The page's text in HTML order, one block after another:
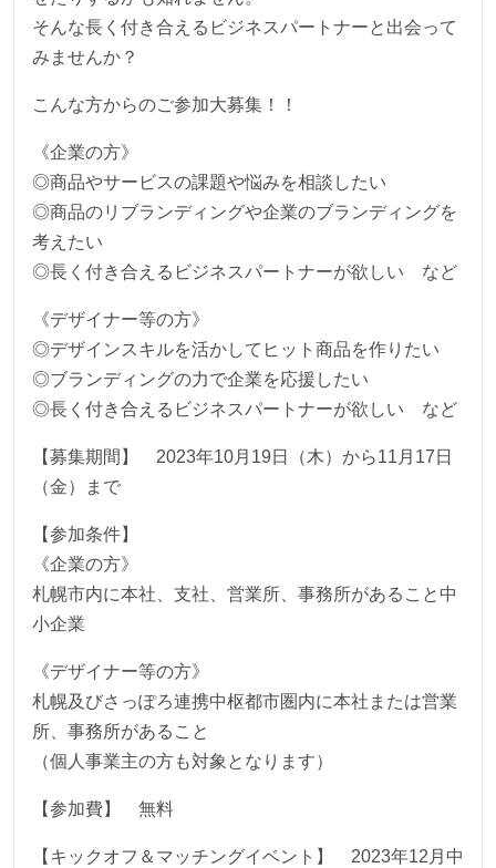
そんな長く付き合えるビジネスパートナーと出会って
みませんか？
こんな方からのご参加大募集！！
《企業の方》
◎商品やサービスの課題や悩みを相談したい
◎商品のリブランディングや企業のブランディングを
考えたい
◎長く付き合えるビジネスパートナーが欲しい など
《デザイナー等の方》
◎デザインスキルを活かしてヒット商品を作りたい
◎ブランディングの力で企業を応援したい
◎長く付き合えるビジネスパートナーが欲しい など
【募集期間】 2023年10月19日（木）から11月17日
（金）まで
【参加条件】
《企業の方》
札幌市内に本社、支社、営業所、事務所があること中
小企業
《デザイナー等の方》
札幌及びさっぽろ連携中枢都市圏内に本社または営業
所、事務所があること
（個人事業主の方も対象となります）
【参加費】 無料
【キックオフ＆マッチングイベント】 2023年12月中